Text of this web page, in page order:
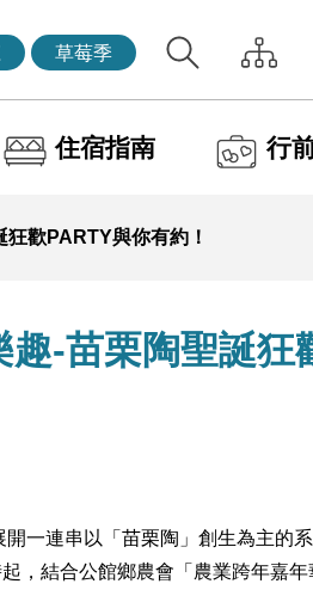
草莓季
住宿指南 行
歡PARTY與你有約！
-苗栗陶聖誕狂
一連串以「苗栗陶」創生為主的
，結合公館鄉農會「農業跨年嘉